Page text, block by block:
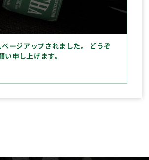
ージアップされました。 どうぞ
い申し上げます。